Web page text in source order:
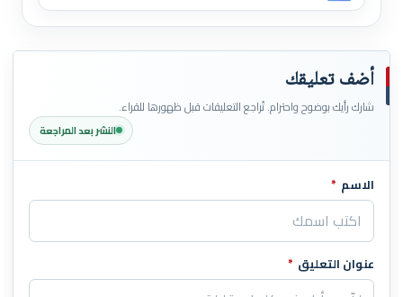
أضف تعليقك
شارك رأيك بوضوح واحترام. تُراجع التعليقات قبل ظهورها للقراء.
النشر بعد المراجعة
اترك هذا الحقل فارغاً
الاسم *
عنوان التعليق *